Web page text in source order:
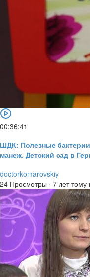
00:36:41
ШДК: Полезные
манеж. Детский сад в
doctorkomarovskiy
24 Просмотры · 7 лет тому